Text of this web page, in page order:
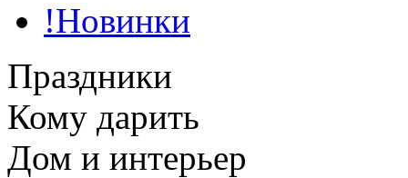
!Новинки
Праздники
Кому дарить
Дом и интерьер